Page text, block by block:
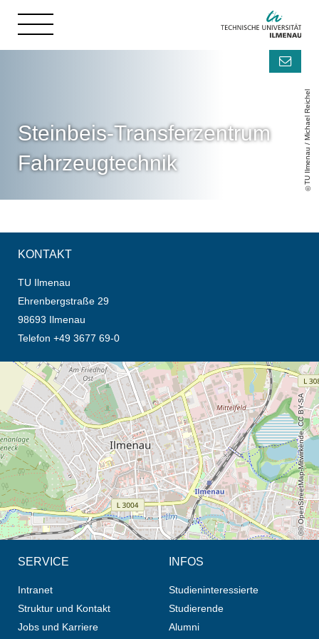
TU Ilmenau / Michael Reichel
Steinbeis-Transferzentrum
Fahrzeugtechnik
KONTAKT
TU Ilmenau
Ehrenbergstraße 29
98693 Ilmenau
Telefon +49 3677 69-0
Öffnet die Anfahrtsbeschreibung in neuem Tab (Karte)
© OpenStreetMap-Mitwirkende, CC BY-SA
SERVICE
Intranet
Struktur und Kontakt
Jobs und Karriere
INFOS
Studieninteressierte
Studierende
Alumni